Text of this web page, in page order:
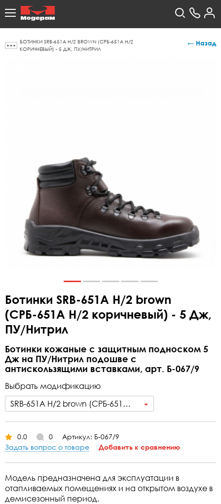
БОТИНКИ SRB-651А Н/2 BROWN (СРБ-651А Н/2
КОРИЧНЕВЫЙ) - 5 ДЖ, ПУ/НИТРИЛ
← Назад
Ботинки SRB-651А Н/2 brown
(СРБ-651А Н/2 коричневый) - 5 Дж,
ПУ/Нитрил
Ботинки кожаные с защитным подноском 5
Дж на ПУ/Нитрил подошве с
антискользящими вставками, арт. Б-067/9
Выбрать модификацию
SRB-651А Н/2 brown (СРБ-651А Н/2 коричневый)- 5 Дж, ПУ/Нитрил
0.0 0
Артикул: Б-067/9
Задать вопрос о товаре
Добавить к сравнению
Модель предназначена для эксплуатации в
отапливаемых помещениях и на открытом воздухе в
демисезонный период.